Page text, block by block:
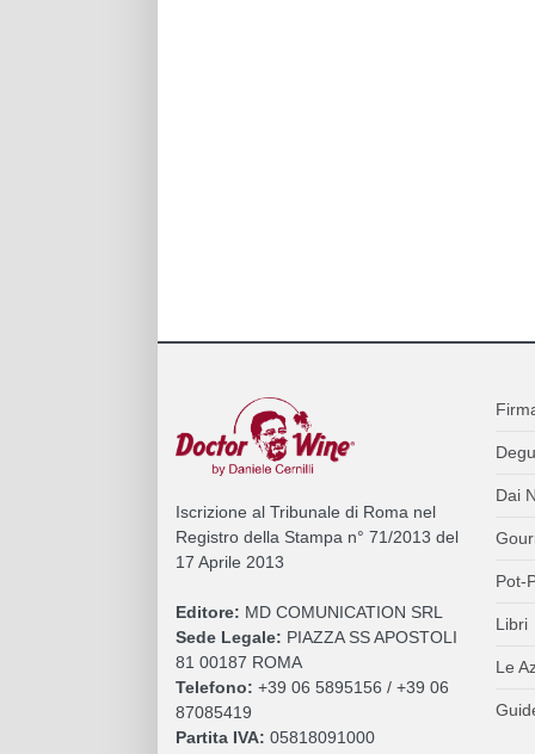
Iscrizione al Tribunale di Roma nel
Registro della Stampa n° 71/2013 del
17 Aprile 2013
Editore: MD COMUNICATION SRL
Sede Legale: PIAZZA SS APOSTOLI
81 00187 ROMA
Telefono: +39 06 5895156 / +39 06
87085419
Partita IVA: 05818091000
Dai
Pot-
Libri
Le